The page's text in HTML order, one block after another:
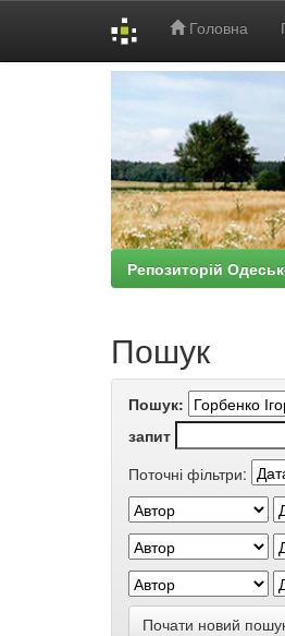
Головна
Репозиторій
Пошук
Пошук:
запит
Поточні фільтри:
Почати новий